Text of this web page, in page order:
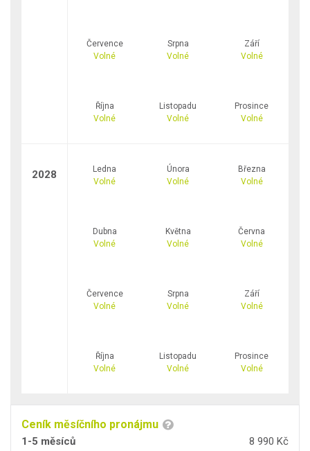
Července
Volné
Srpna
Volné
Září
Volné
Října
Volné
Listopadu
Volné
Prosince
Volné
2028
Ledna
Volné
Února
Volné
Března
Volné
Dubna
Volné
Května
Volné
Června
Volné
Července
Volné
Srpna
Volné
Září
Volné
Října
Volné
Listopadu
Volné
Prosince
Volné
Ceník měsíčního pronájmu
1-5 měsíců
8 990 Kč